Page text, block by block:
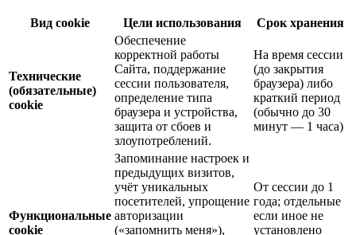
Вид cookie Цели использования Срок хранения
Технические
(обязательные)
cookie
Обеспечение
корректной работы
Сайта, поддержание
сессии пользователя,
определение типа
браузера и устройства,
защита от сбоев и
злоупотреблений.
На время сессии
(до закрытия
браузера) либо
краткий период
(обычно до 30
минут — 1 часа)
Функциональные
cookie
Запоминание настроек и
предыдущих визитов,
учёт уникальных
посетителей, упрощение
авторизации
(«запомнить меня»),
От сессии до 1
года; отдельные
если иное не
установлено